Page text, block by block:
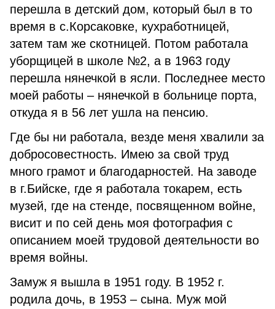
перешла в детский дом, который был в то
время в с.Корсаковке, кухработницей,
затем там же скотницей. Потом работала
уборщицей в школе №2, а в 1963 году
перешла нянечкой в ясли. Последнее место
моей работы – нянечкой в больнице порта,
откуда я в 56 лет ушла на пенсию.
Где бы ни работала, везде меня хвалили за
добросовестность. Имею за свой труд
много грамот и благодарностей. На заводе
в г.Бийске, где я работала токарем, есть
музей, где на стенде, посвященном войне,
висит и по сей день моя фотография с
описанием моей трудовой деятельности во
время войны.
Замуж я вышла в 1951 году. В 1952 г.
родила дочь, в 1953 – сына. Муж мой